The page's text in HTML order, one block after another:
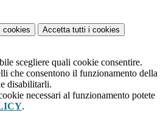
cookies Accetta tutti i cookies
scegliere quali cookie consentire.
che consentono il funzionamento della
disabilitarli.
necessari al funzionamento potete
.